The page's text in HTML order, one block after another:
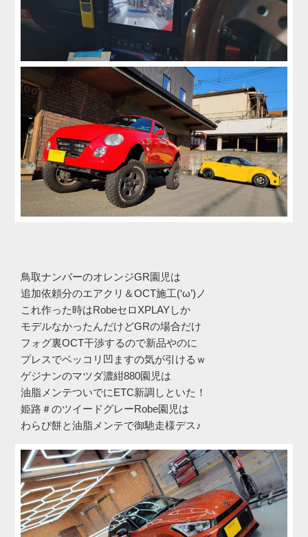
鳥取ナンバーのオレンジGR園児は
追加依頼分のエアクリ＆OCT施工(‘ω’)ノ
これ作った時はRobeセロXPLAYしか
モデルなかったんだけどGRの場合だけ
フォグ裏OCT干渉するので新品やのに
プレスでベッコリ凹ますの気が引けるｗ
ゲジナンのマツダ濃紺880園児は
油脂メンテついでにETC新調しといた！
姫路＃のツイードグレーRobe園児は
わらび餅と油脂メンテで御馳走様デス♪